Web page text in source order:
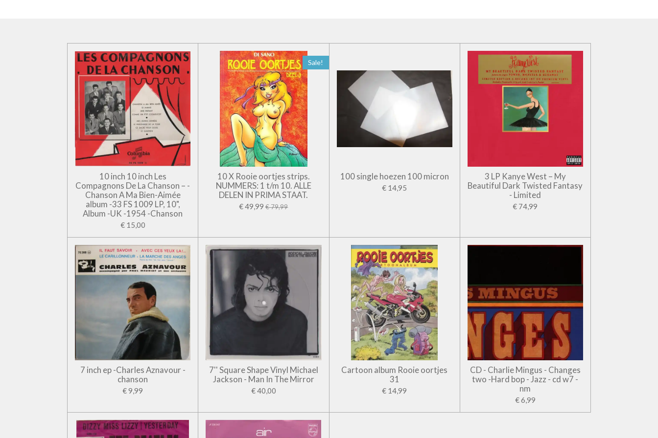
10 inch 10 inch Les
Compagnons De La Chanson – -
Chanson A Ma Bien-Aimée
album -33 FS 1009 LP, 10",
Album -UK -1954 -Chanson
€ 15,00
Sale!
10 X Rooie oortjes strips.
NUMMERS: 1 t/m 10. ALLE
DELEN IN PRIMA STAAT.
€ 49,99 € 79,99
100 single hoezen 100 micron
€ 14,95
3 LP Kanye West – My
Beautiful Dark Twisted Fantasy
- Limited
€ 74,99
7 inch ep -Charles Aznavour -
chanson
€ 9,99
7'' Square Shape Vinyl Michael
Jackson - Man In The Mirror
€ 40,00
Cartoon album Rooie oortjes
31
€ 14,99
CD - Charlie Mingus - Changes
two -Hard bop - Jazz - cd w7 -
nm
€ 6,99